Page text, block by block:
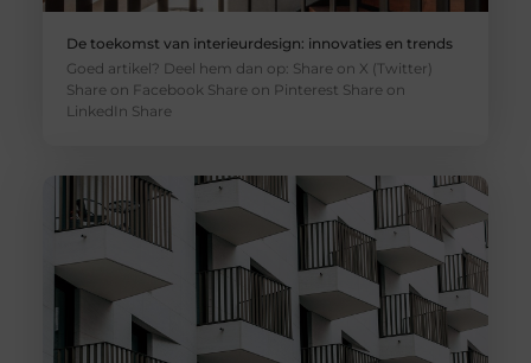
De toekomst van interieurdesign: innovaties en trends
Goed artikel? Deel hem dan op: Share on X (Twitter)
Share on Facebook Share on Pinterest Share on
LinkedIn Share